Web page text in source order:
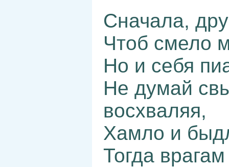
Сначала,
Чтоб смело
Но и себя
Не думай
восхваляя,
Хамло и
Тогда